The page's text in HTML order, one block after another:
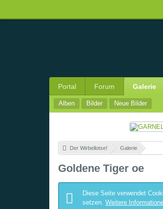
Portal Forum Galerie
Alben Bilder Neue Bilder
Der Wirbellotse! Galerie»
Goldene Tiger oe
Diese Seite verwendet
setzen. Weitere